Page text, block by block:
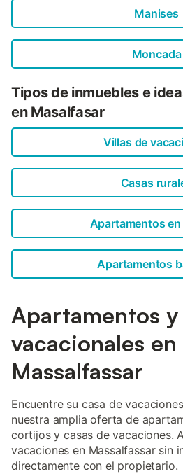
Manises
Moncada
Tipos de inmuebles e
en Masalfasar
Villas de
Casas
Apartamentos en
Apartamentos
Apartamentos y
vacacionales en
Massalfassar
Encuentre su casa de
nuestra amplia oferta de
cortijos y casas de vacaciones.
vacaciones en Massalfassar sin
directamente con el propietario.